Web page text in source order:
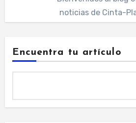
noticias de Cinta-
Encuentra tu artículo